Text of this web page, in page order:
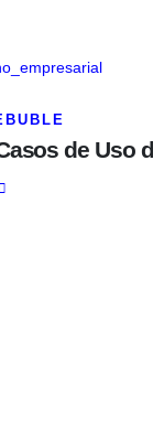
de Uso